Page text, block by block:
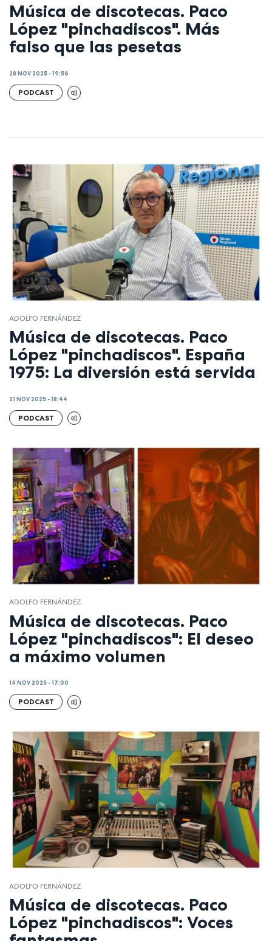
Música de discotecas. Paco
López "pinchadiscos". Más
falso que las pesetas
28 NOV 2025 - 19:56
PODCAST
ADOLFO FERNÁNDEZ
Música de discotecas. Paco
López "pinchadiscos". España
1975: La diversión está servida
21 NOV 2025 - 18:44
PODCAST
ADOLFO FERNÁNDEZ
Música de discotecas. Paco
López "pinchadiscos": El deseo
a máximo volumen
14 NOV 2025 - 17:00
PODCAST
ADOLFO FERNÁNDEZ
Música de discotecas. Paco
López "pinchadiscos": Voces